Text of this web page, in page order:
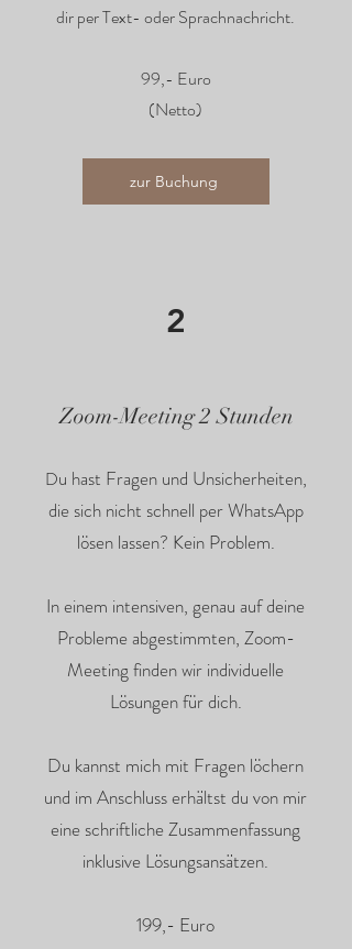
dir per Text- oder Sprachnachricht.
99,- Euro
(Netto)
zur Buchung
2
Zoom-Meeting 2 Stunden
Du hast Fragen und Unsicherheiten,
die sich nicht schnell per WhatsApp
lösen lassen? Kein Problem.
In einem intensiven, genau auf deine
Probleme abgestimmten, Zoom-
Meeting finden wir individuelle
Lösungen für dich.
Du kannst mich mit Fragen löchern
und im Anschluss erhältst du von mir
eine schriftliche Zusammenfassung
inklusive Lösungsansätzen.
199,- Euro